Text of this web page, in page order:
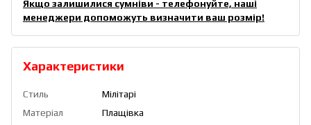
Якщо залишилися сумніви - телефонуйте, наші
менеджери допоможуть визначити ваш розмір!
Характеристики
Стиль
Мілітарі
Матеріал
Плащівка